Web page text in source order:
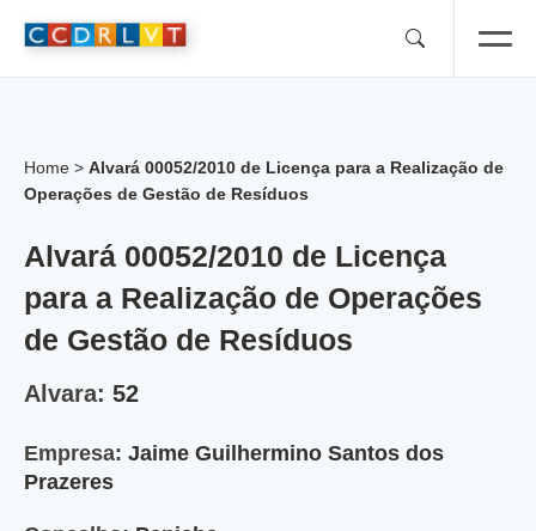
Home > Alvará 00052/2010 de Licença para a Realização de
Operações de Gestão de Resíduos
Alvará 00052/2010 de Licença
para a Realização de Operações
de Gestão de Resíduos
Alvara: 52
Empresa: Jaime Guilhermino Santos dos
Prazeres